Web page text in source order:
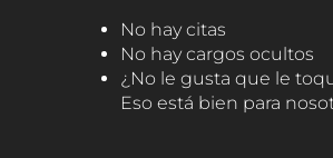
No hay citas
No hay cargos ocultos
¿No le gusta que le
Eso está bien para